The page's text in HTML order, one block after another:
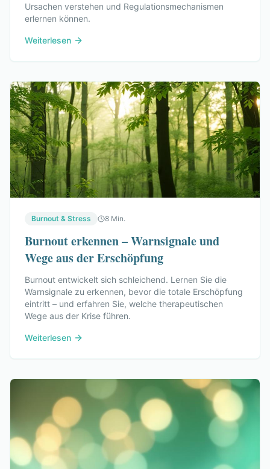
Ursachen verstehen und Regulationsmechanismen
erlernen können.
Weiterlesen
Burnout & Stress 8 Min.
Burnout erkennen – Warnsignale und
Wege aus der Erschöpfung
Burnout entwickelt sich schleichend. Lernen Sie die
Warnsignale zu erkennen, bevor die totale Erschöpfung
eintritt – und erfahren Sie, welche therapeutischen
Wege aus der Krise führen.
Weiterlesen